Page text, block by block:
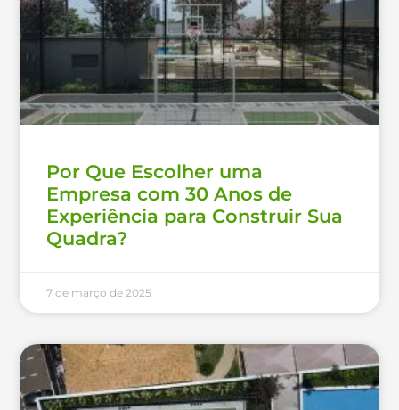
Por Que Escolher uma
Empresa com 30 Anos de
Experiência para Construir Sua
Quadra?
7 de março de 2025